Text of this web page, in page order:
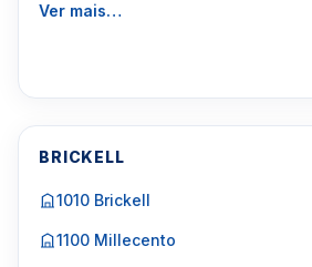
Ver mais…
BRICKELL
1010 Brickell
1100 Millecento